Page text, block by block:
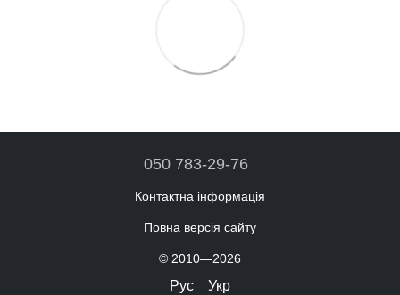
050 783-29-76
Контактна інформація
Повна версія сайту
© 2010—2026
Рус Укр